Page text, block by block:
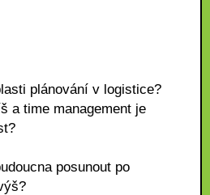
plánování v logistice?
a time management je
posunout po